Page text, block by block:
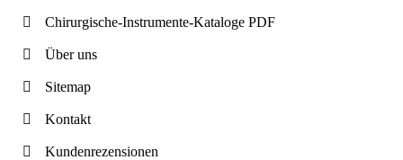
Chirurgische-Instrumente-Kataloge PDF
Über uns
Sitemap
Kontakt
Kundenrezensionen